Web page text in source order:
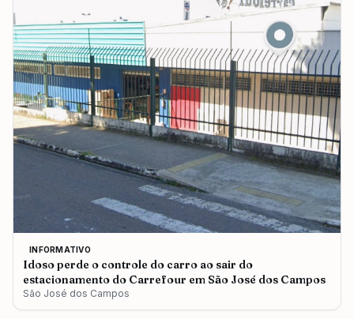
INFORMATIVO
Idoso perde o controle do carro ao sair do
estacionamento do Carrefour em São José dos Campos
São José dos Campos